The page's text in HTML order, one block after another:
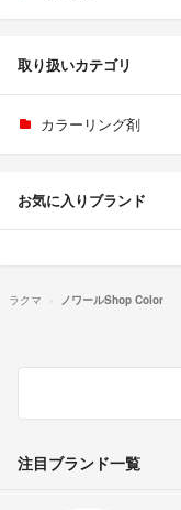
取り扱いカテゴリ
カラーリング剤
お気に入りブランド
ラクマ ノワールShop Color
注目ブランド一覧